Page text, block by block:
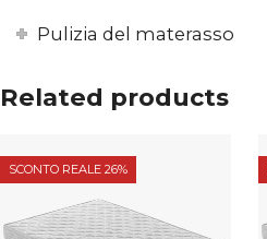
Pulizia del materasso
Related products
SCONTO REALE 26%